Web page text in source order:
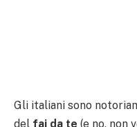
Gli italiani sono
del fai da te (e no, non